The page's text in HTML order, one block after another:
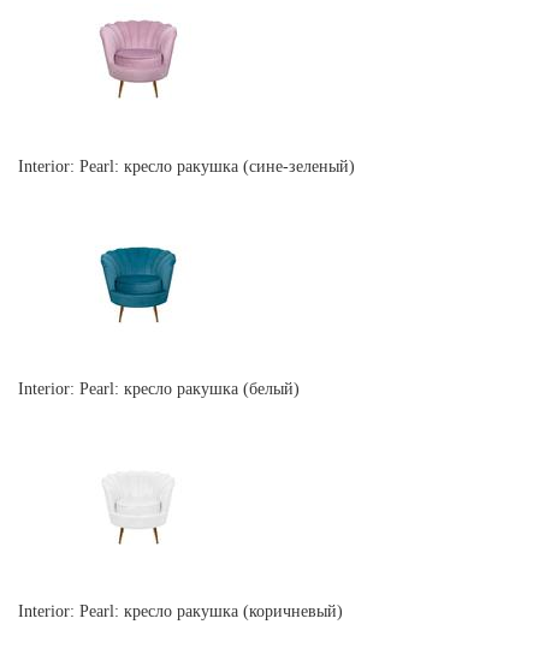
Interior: Pearl: кресло ракушка (сине-зеленый)
Interior: Pearl: кресло ракушка (белый)
Interior: Pearl: кресло ракушка (коричневый)